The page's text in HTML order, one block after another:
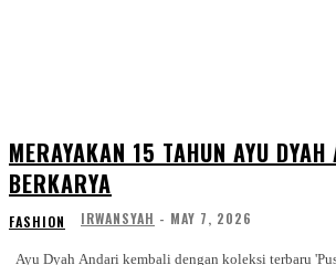
MERAYAKAN 15 TAHUN AYU
BERKARYA
FASHION IRWANSYAH - MAY 7, 2026